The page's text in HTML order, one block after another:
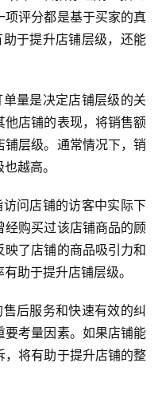
评分都是基于买家的真
于提升店铺层级，还能
量是决定店铺层级的关
店铺的表现，将销售额
层级。通常情况下，销
越高。
问店铺的访客中实际下
购买过该店铺商品的顾
了店铺的商品吸引力和
助于提升店铺层级。
后服务和快速有效的纠
考量因素。如果店铺能
将有助于提升店铺的整